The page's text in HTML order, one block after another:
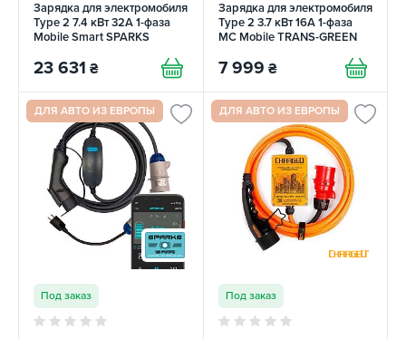
Зарядка для электромобиля
Type 2 7.4 кВт 32А 1-фаза
Mobile Smart SPARKS
23 631 ₴
Зарядка для электромобиля
Type 2 3.7 кВт 16А 1-фаза
MC Mobile TRANS-GREEN
7 999 ₴
ДЛЯ АВТО ИЗ ЕВРОПЫ
Под заказ
ДЛЯ АВТО ИЗ ЕВРОПЫ
Под заказ